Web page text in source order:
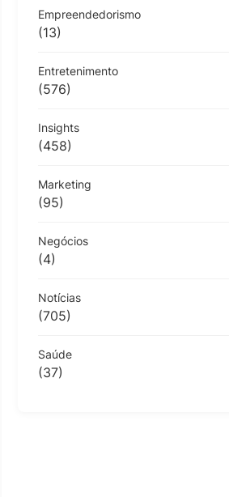
Empreendedorismo
(13)
Entretenimento
(576)
Insights
(458)
Marketing
(95)
Negócios
(4)
Notícias
(705)
Saúde
(37)